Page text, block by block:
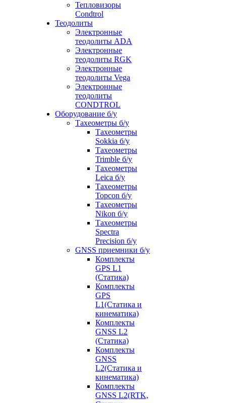
Тепловизоры
Condtrol
Теодолиты
Электронные
теодолиты ADA
Электронные
теодолиты RGK
Электронные
теодолиты Vega
Электронные
теодолиты
CONDTROL
Оборудование б/у
Тахеометры б/у
Тахеометры
Sokkia б/у
Тахеометры
Trimble б/у
Тахеометры
Leica б/у
Тахеометры
Topcon б/у
Тахеометры
Nikon б/у
Тахеометры
Spectra
Precision б/у
GNSS приемники б/у
Комплекты
GPS L1
(Статика)
Комплекты
GPS
L1(Статика и
кинематика)
Комплекты
GNSS L2
(Статика)
Комплекты
GNSS
L2(Статика и
кинематика)
Комплекты
GNSS L2(RTK,